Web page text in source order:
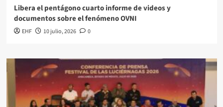
Libera el pentágono cuarto informe de videos y
documentos sobre el fenómeno OVNI
EHF 10 julio, 2026 0